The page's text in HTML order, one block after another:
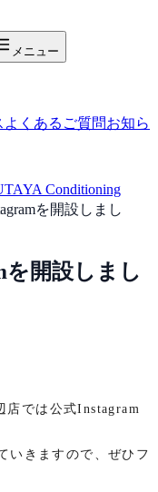
メニュー
よくあるご質問お知ら
Conditioning
を開設しまし
を開設しまし
では公式Instagram
いきますので、ぜひフ